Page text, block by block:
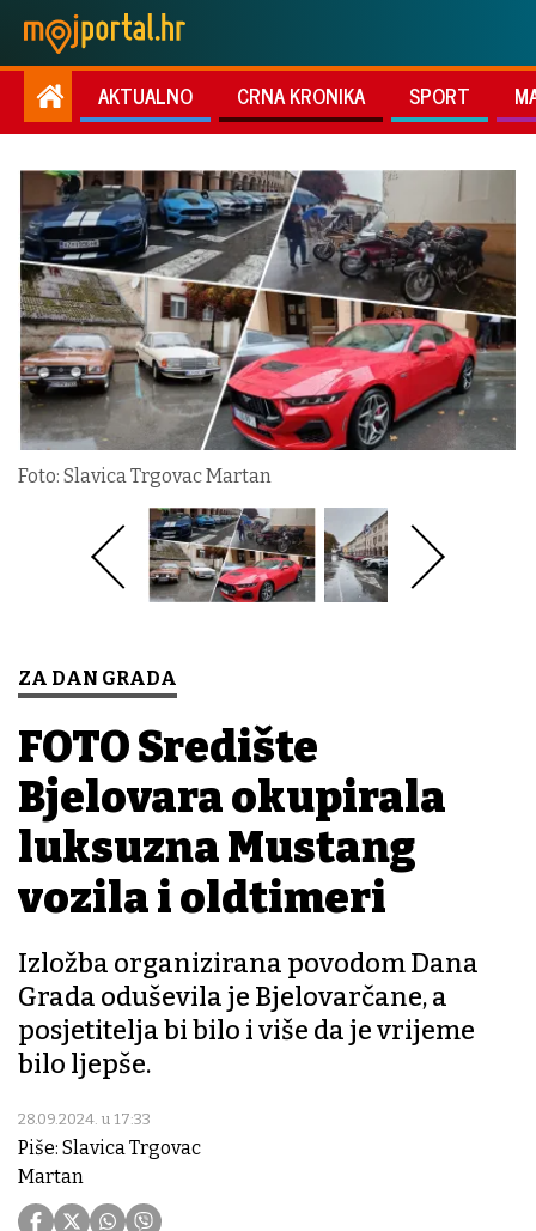
AKTUALNO CRNA KRONIKA SPORT
Foto: Slavica Trgovac Martan
ZA DAN GRADA
FOTO Središte
Bjelovara okupirala
luksuzna Mustang
vozila i oldtimeri
Izložba organizirana povodom Dana
Grada oduševila je Bjelovarčane, a
posjetitelja bi bilo i više da je vrijeme
bilo ljepše.
28.09.2024. u 17:33
Piše: Slavica Trgovac
Martan